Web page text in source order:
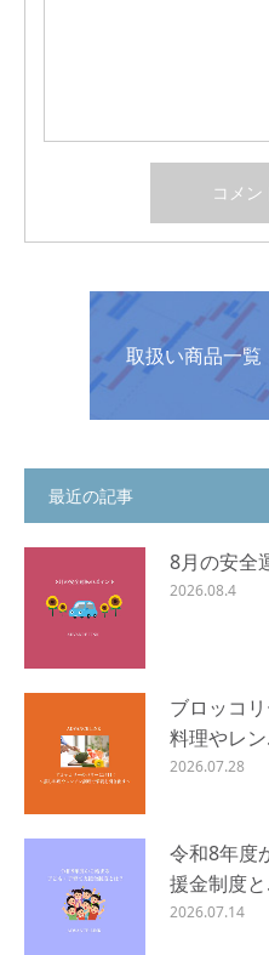
取扱い商品一覧
最近の記事
8月の安全
2026.08.4
ブロッコ
料理やレ
2026.07.28
令和8年度
援金制度
2026.07.14